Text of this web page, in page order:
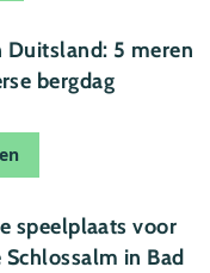
Duitsland: 5 meren
bergdag
speelplaats voor
in Bad